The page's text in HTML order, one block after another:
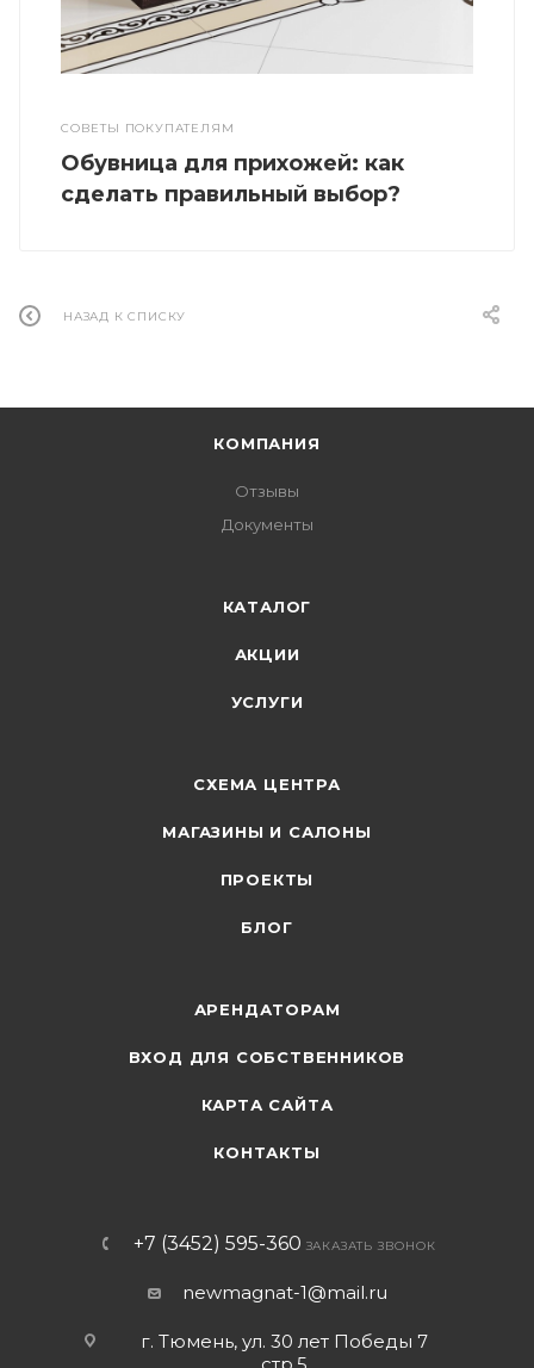
СОВЕТЫ ПОКУПАТЕЛЯМ
Обувница для прихожей: как
сделать правильный выбор?
НАЗАД К СПИСКУ
КОМПАНИЯ
Отзывы
Документы
КАТАЛОГ
АКЦИИ
УСЛУГИ
СХЕМА ЦЕНТРА
МАГАЗИНЫ И САЛОНЫ
ПРОЕКТЫ
БЛОГ
АРЕНДАТОРАМ
ВХОД ДЛЯ СОБСТВЕННИКОВ
КАРТА САЙТА
КОНТАКТЫ
+7 (3452) 595-360 ЗАКАЗАТЬ ЗВОНОК
newmagnat-1@mail.ru
г. Тюмень, ул. 30 лет Победы 7